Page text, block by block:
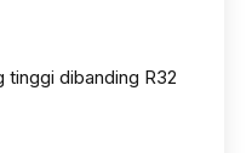
tinggi dibanding R32